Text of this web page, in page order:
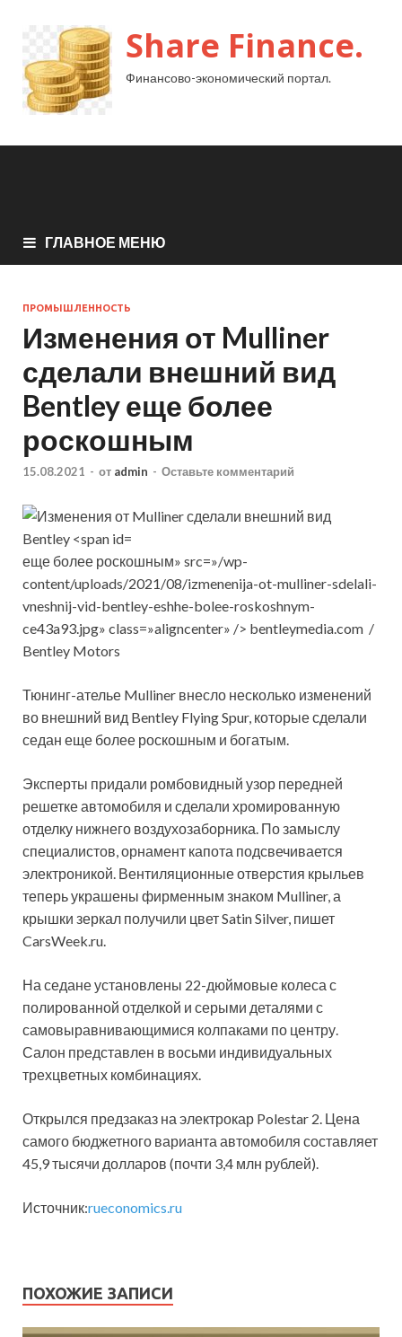
Share Finance.
Финансово-экономический портал.
ГЛАВНОЕ МЕНЮ
ПРОМЫШЛЕННОСТЬ
Изменения от Mulliner
сделали внешний вид
Bentley еще более
роскошным
15.08.2021 - от admin - Оставьте комментарий
еще более роскошным» src=»/wp-
content/uploads/2021/08/izmenenija-ot-mulliner-sdelali-
vneshnij-vid-bentley-eshhe-bolee-roskoshnym-
ce43a93.jpg» class=»aligncenter» /> bentleymedia.com /
Bentley Motors
Тюнинг-ателье Mulliner внесло несколько изменений
во внешний вид Bentley Flying Spur, которые сделали
седан еще более роскошным и богатым.
Эксперты придали ромбовидный узор передней
решетке автомобиля и сделали хромированную
отделку нижнего воздухозаборника. По замыслу
специалистов, орнамент капота подсвечивается
электроникой. Вентиляционные отверстия крыльев
теперь украшены фирменным знаком Mulliner, а
крышки зеркал получили цвет Satin Silver, пишет
CarsWeek.ru.
На седане установлены 22-дюймовые колеса с
полированной отделкой и серыми деталями с
самовыравнивающимися колпаками по центру.
Салон представлен в восьми индивидуальных
трехцветных комбинациях.
Открылся предзаказ на электрокар Polestar 2. Цена
самого бюджетного варианта автомобиля составляет
45,9 тысячи долларов (почти 3,4 млн рублей).
Источник:rueconomics.ru
ПОХОЖИЕ ЗАПИСИ